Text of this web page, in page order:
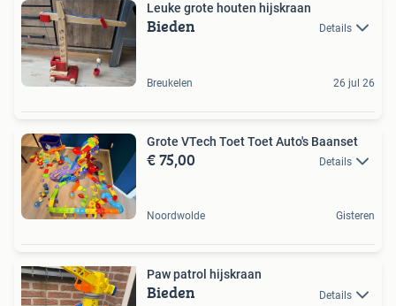
Leuke grote houten hijskraan
Bieden Details
Breukelen 26 jul 26
Grote VTech Toet Toet Auto's Baanset
€ 75,00 Details
Noordwolde Gisteren
Paw patrol hijskraan
Bieden Details